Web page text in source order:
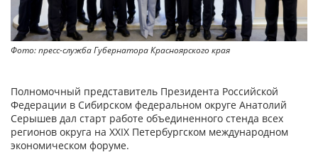
Фото: пресс-служба Губернатора Красноярского края
Полномочный представитель Президента Российской
Федерации в Сибирском федеральном округе Анатолий
Серышев дал старт работе объединенного стенда всех
регионов округа на ХXIX Петербургском международном
экономическом форуме.